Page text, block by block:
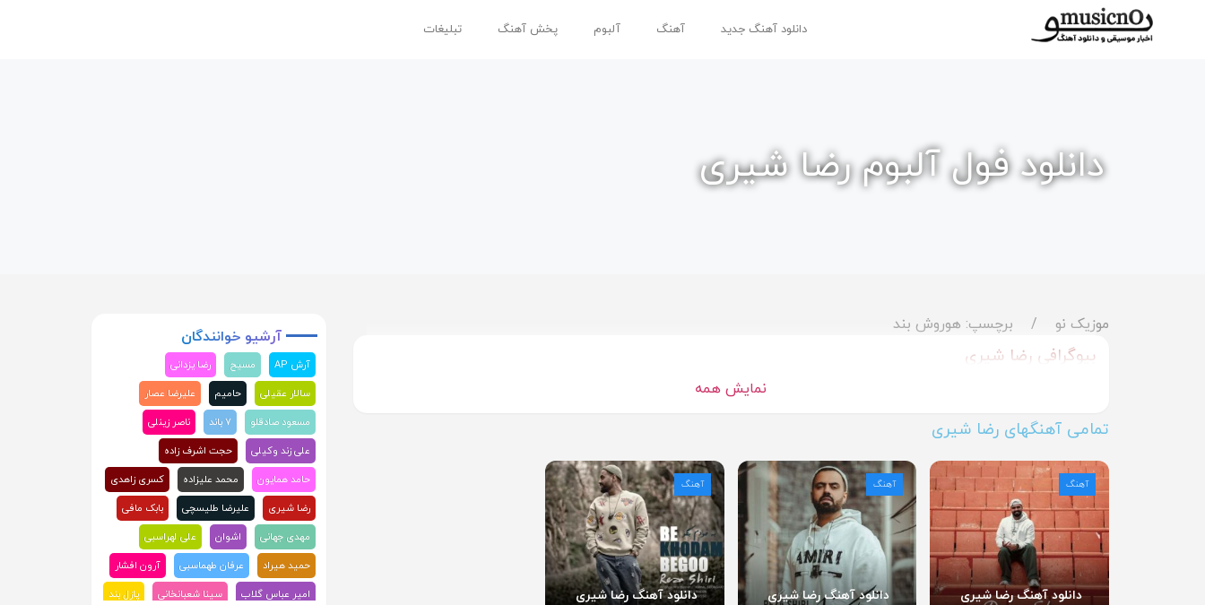
دانلود آهنگ جدید آهنگ آلبوم پخش آهنگ تبلیغات
دانلود فول آلبوم رضا شیری
موزیک نو برچسپ: هوروش بند
بیوگرافی رضا شیری
نمایش همه
تمامی آهنگهای رضا شیری
دانلود آهنگ رضا شیری
آهنگ
دانلود آهنگ رضا شیری
آهنگ
دانلود آهنگ رضا شیری
آهنگ
آرشیوخوانندگان
آرش AP مسیح
رضا یزدانی
سالار عقیلی
حامیم
علیرضا عصار
مسعود صادقلو
۷ باند
ناصر زینلی
علی زند وکیلی
حجت اشرف زاده
حامد همایون
محمد علیزاده
کسری زاهدی
رضا شیری
علیرضا طلیسچی
بابک مافی
مهدی جهانی
اشوان
علی لهراسبی
حمید هیراد
عرفان طهماسبی
آرون افشار
امیر عباس گلاب
سینا شعبانخانی
پازل بند